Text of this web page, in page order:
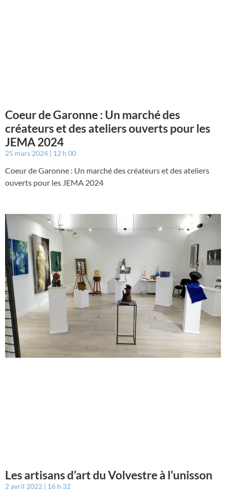
Coeur de Garonne : Un marché des
créateurs et des ateliers ouverts pour les
JEMA 2024
25 mars 2024 12 h 00
Coeur de Garonne : Un marché des créateurs et des ateliers
ouverts pour les JEMA 2024
Les artisans d’art du Volvestre à l’unisson
2 avril 2022 16 h 32